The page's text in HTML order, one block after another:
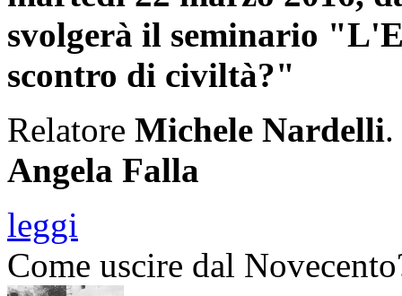
svolgerà il seminario
scontro di civiltà?"
Relatore Michele Nardelli
Angela Falla
leggi
Come uscire dal